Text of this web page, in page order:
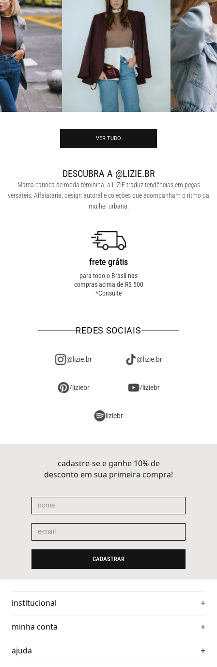
VER TUDO
DESCUBRA A @LIZIE.BR
Marca carioca de moda feminina, a LIZIE traduz tendências em peças
versáteis. Alfaiataria, design autoral e coleções que acompanham o ritmo da
mulher urbana.
frete grátis
para todo o Brasil nas
compras acima de R$ 500
*Consulte
REDES SOCIAIS
@lizie.br @lizie.br
/liziebr /liziebr
liziebr
cadastre-se e ganhe 10% de
desconto em sua primeira compra!
CADASTRAR
institucional
minha conta
ajuda